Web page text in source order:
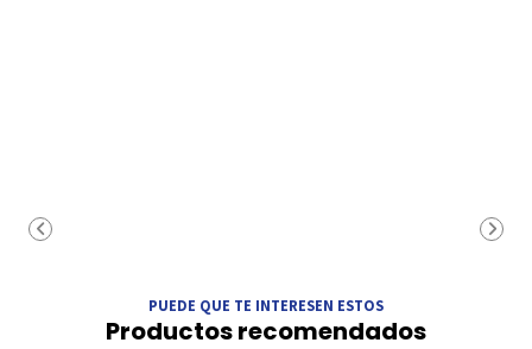
PUEDE QUE TE INTERESEN ESTOS
Productos recomendados